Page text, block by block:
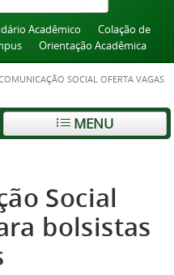
Acadêmico
Colação de
Orientação Acadêmica
SOCIAL OFERTA VAGAS
MENU
Social
bolsistas